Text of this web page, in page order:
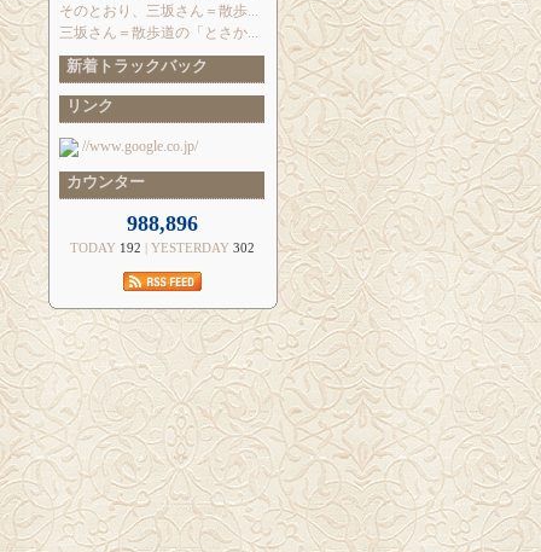
そのとおり、三坂さん＝散歩...
三坂さん＝散歩道の「とさか...
新着トラックバック
リンク
//www.google.co.jp/
カウンター
988,896
TODAY 192 | YESTERDAY 302